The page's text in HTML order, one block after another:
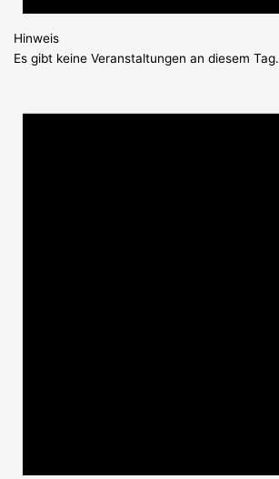
Hinweis
Es gibt keine Veranstaltungen an diesem Tag.